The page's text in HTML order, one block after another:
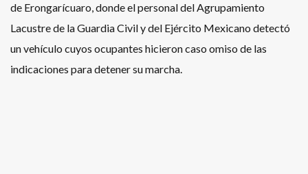
de Erongarícuaro, donde el personal del Agrupamiento
Lacustre de la Guardia Civil y del Ejército Mexicano detectó
un vehículo cuyos ocupantes hicieron caso omiso de las
indicaciones para detener su marcha.